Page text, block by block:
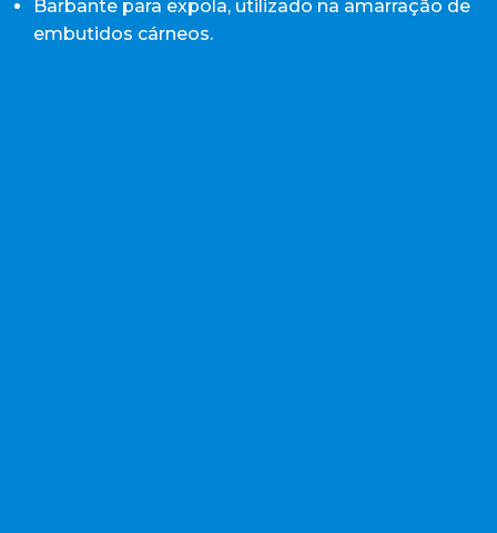
Barbante para expola, utilizado na amarração de
embutidos cárneos.